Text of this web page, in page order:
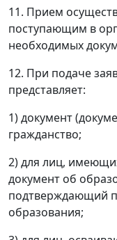
11. Прием
поступающим в
необходимых
12. При подаче
представляет:
1) документ
гражданство;
2) для лиц,
документ об
подтверждающий
образования;